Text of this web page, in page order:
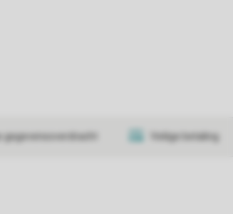
gegevensoverdracht Veilige betaling